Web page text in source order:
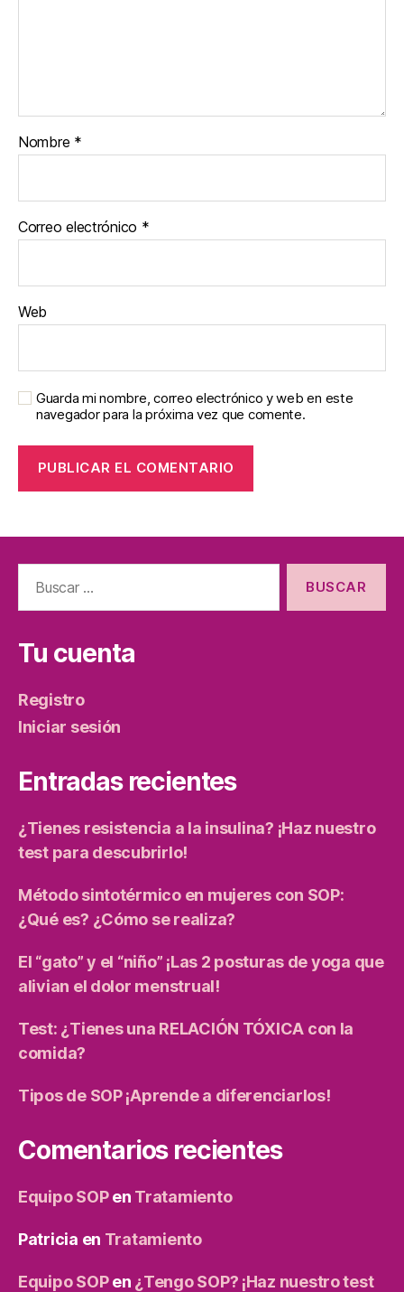
Nombre *
Correo electrónico *
Web
Guarda mi nombre, correo electrónico y web en este
navegador para la próxima vez que comente.
Tu cuenta
Registro
Iniciar sesión
Entradas recientes
¿Tienes resistencia a la insulina? ¡Haz nuestro
test para descubrirlo!
Método sintotérmico en mujeres con SOP:
¿Qué es? ¿Cómo se realiza?
El “gato” y el “niño” ¡Las 2 posturas de yoga que
alivian el dolor menstrual!
Test: ¿Tienes una RELACIÓN TÓXICA con la
comida?
Tipos de SOP ¡Aprende a diferenciarlos!
Comentarios recientes
Equipo SOPen Tratamiento
Patricia en Tratamiento
Equipo SOPen ¿Tengo SOP? ¡Haz nuestro test